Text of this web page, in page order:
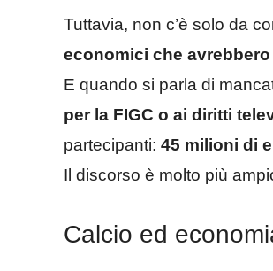
Tuttavia, non c’è solo da
economici che
E quando si parla di
per la FIGC o ai diritti
partecipanti: 45 milioni di
Il discorso è molto più
Calcio ed